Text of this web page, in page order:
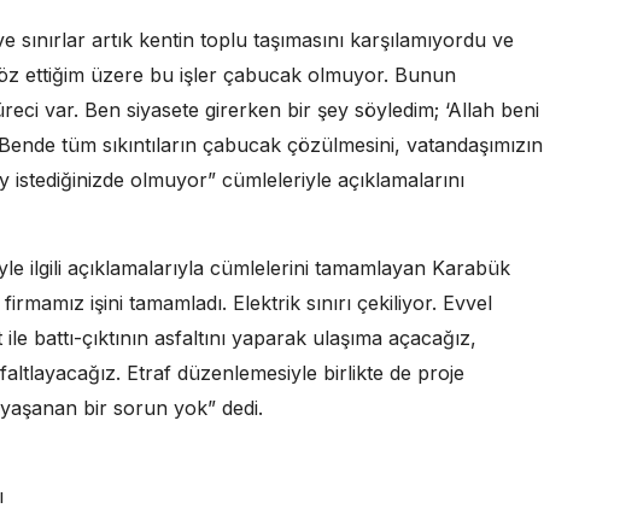
artık kentin toplu taşımasını karşılamıyordu ve
ettiğim üzere bu işler çabucak olmuyor. Bunun
var. Ben siyasete girerken bir şey söyledim; ‘Allah beni
tüm sıkıntıların çabucak çözülmesini, vatandaşımızın
olmuyor” cümleleriyle açıklamalarını
ilgili açıklamalarıyla cümlelerini tamamlayan Karabük
işini tamamladı. Elektrik sınırı çekiliyor. Evvel
battı-çıktının asfaltını yaparak ulaşıma açacağız,
Etraf düzenlemesiyle birlikte de proje
bir sorun yok” dedi.